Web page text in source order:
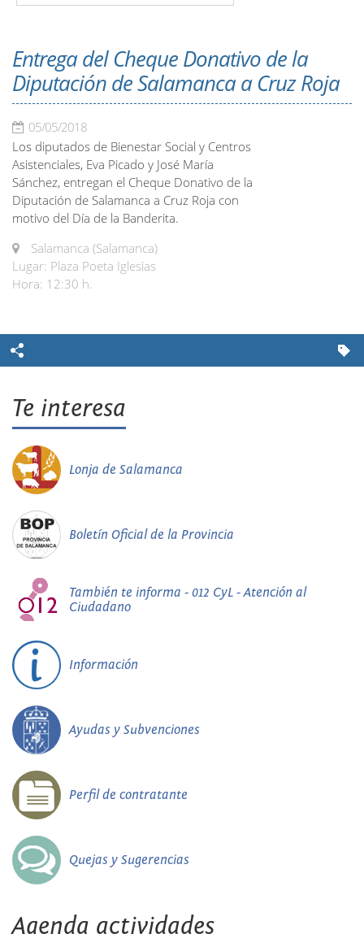
Entrega del Cheque Donativo de la
Diputación de Salamanca a Cruz Roja
05/05/2018
Los diputados de Bienestar Social y Centros
Asistenciales, Eva Picado y José María
Sánchez, entregan el Cheque Donativo de la
Diputación de Salamanca a Cruz Roja con
motivo del Día de la Banderita.
Salamanca (Salamanca)
Lugar: Plaza Poeta Iglesias
Hora: 12:30 h.
Te interesa
Lonja de Salamanca
Boletín Oficial de la Provincia
También te informa - 012 CyL - Atención al
Ciudadano
Información
Ayudas y Subvenciones
Perfil de contratante
Quejas y Sugerencias
Agenda actividades